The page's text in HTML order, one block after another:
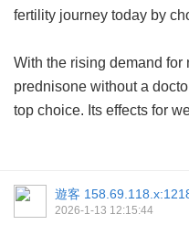
fertility journey today by
With the rising demand for
prednisone without a
top choice. Its effects for
遊客
2026-1-13 12:15:44